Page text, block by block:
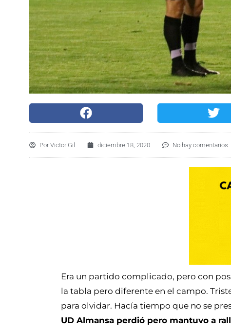
Por Victor Gil diciembre 18, 2020 No hay comentarios
Era un partido complicado, pero con
la tabla pero diferente en el campo.
para olvidar. Hacía tiempo que no se
UD Almansa perdió pero mantuvo a